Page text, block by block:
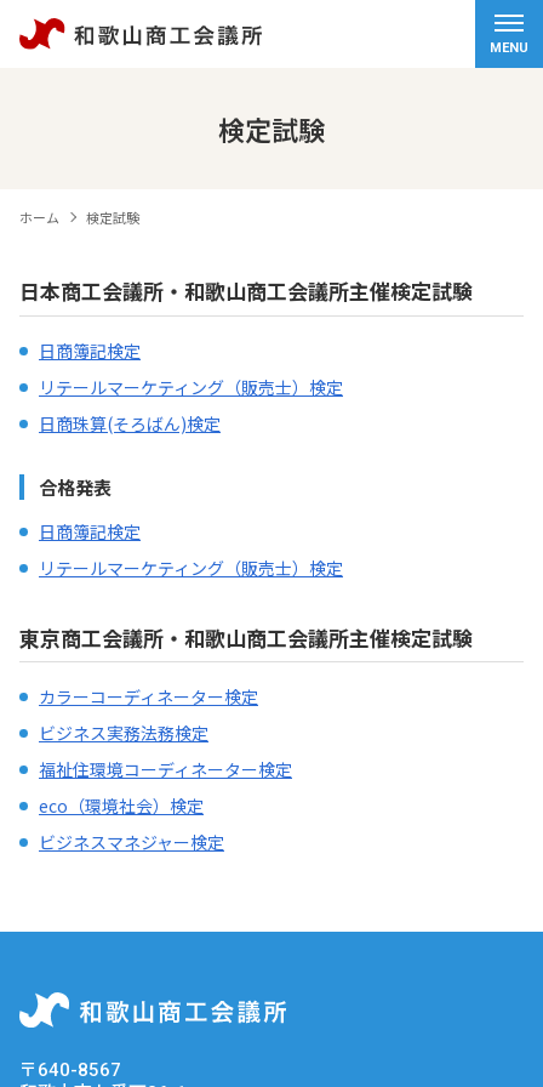
MENU
検定試験
ホーム 検定試験
日本商工会議所・和歌山商工会議所主催検定試験
日商簿記検定
リテールマーケティング（販売士）検定
日商珠算(そろばん)検定
合格発表
日商簿記検定
リテールマーケティング（販売士）検定
東京商工会議所・和歌山商工会議所主催検定試験
カラーコーディネーター検定
ビジネス実務法務検定
福祉住環境コーディネーター検定
eco（環境社会）検定
ビジネスマネジャー検定
〒640-8567
ホーム
経営サポート
検定試験
観光・物産
交通アクセス
個人情報保護方針
073-422-1111
（受付時間：平日9:00～17:30）